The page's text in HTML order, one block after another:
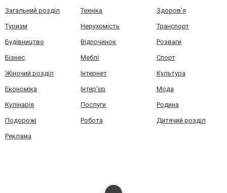
Загальний розділ Техніка Здоров'я
Туризм Нерухомість Транспорт
Будівництво Відпочинок Розваги
Бізнес Меблі Спорт
Жіночий розділ Інтернет Культура
Економіка Інтер'єр Мода
Кулінарія Послуги Родина
Подорожі Робота Дитячий розділ
Реклама